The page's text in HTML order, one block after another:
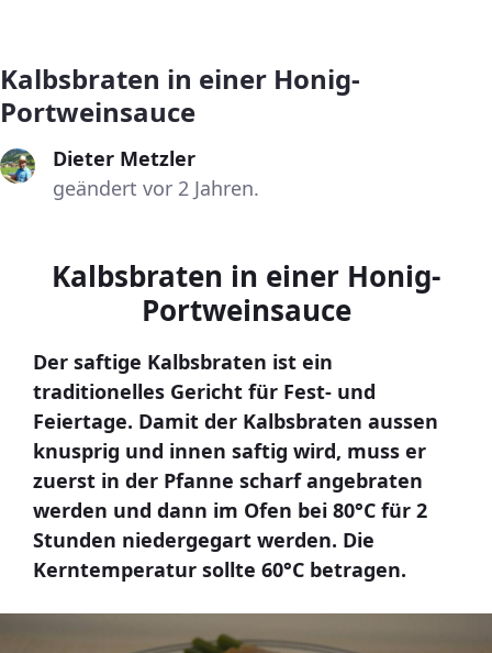
Kalbsbraten in einer Honig-
Portweinsauce
Dieter Metzler
geändert vor 2 Jahren.
Kalbsbraten in einer Honig-
Portweinsauce
Der saftige Kalbsbraten ist ein
traditionelles Gericht für Fest- und
Feiertage. Damit der Kalbsbraten aussen
knusprig und innen saftig wird, muss er
zuerst in der Pfanne scharf angebraten
werden und dann im Ofen bei 80°C für 2
Stunden niedergegart werden. Die
Kerntemperatur sollte 60°C betragen.